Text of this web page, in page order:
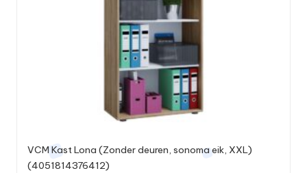
VCM Kast Lona (Zonder deuren, sonoma eik, XXL)
(4051814376412)